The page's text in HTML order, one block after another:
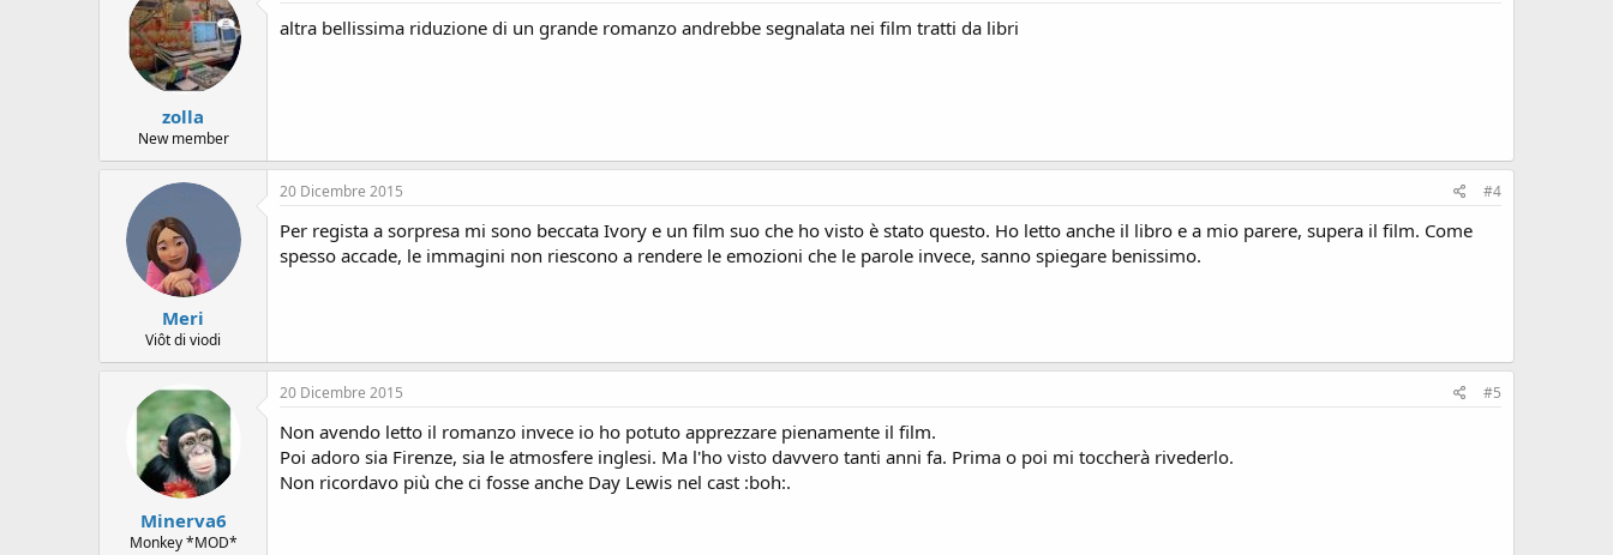
zolla
New member
altra bellissima riduzione di un grande romanzo andrebbe segnalata nei film tratti da libri
Meri
Viôt di viodi
20 Dicembre 2015 #4
Per regista a sorpresa mi sono beccata Ivory e un film suo che ho visto è stato questo. Ho letto anche il libro e a mio parere, supera il film. Come
spesso accade, le immagini non riescono a rendere le emozioni che le parole invece, sanno spiegare benissimo.
Minerva6
Monkey *MOD*
20 Dicembre 2015 #5
Non avendo letto il romanzo invece io ho potuto apprezzare pienamente il film.
Poi adoro sia Firenze, sia le atmosfere inglesi. Ma l'ho visto davvero tanti anni fa. Prima o poi mi toccherà rivederlo.
Non ricordavo più che ci fosse anche Day Lewis nel cast :boh:.